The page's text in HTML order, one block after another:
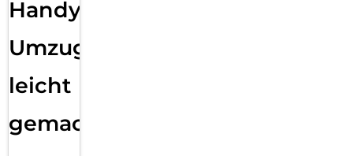
Handy
Umzug
leicht
gemacht!